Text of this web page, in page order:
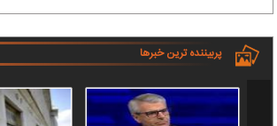
پربیننده ترین خبرها